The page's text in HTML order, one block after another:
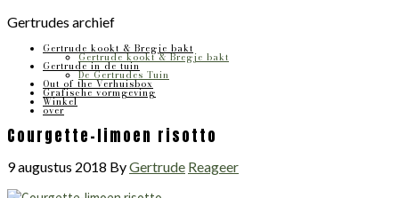
Gertrudes archief
Gertrude kookt & Bregje bakt
Gertrude kookt & Bregje bakt
Gertrude in de tuin
De Gertrudes Tuin
Out of the Verhuisbox
Grafische vormgeving
Winkel
over
Courgette-limoen risotto
9 augustus 2018 ByGertrude Reageer